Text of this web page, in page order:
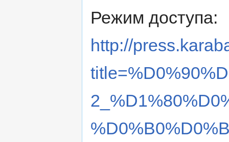
Режим доступа:
http://